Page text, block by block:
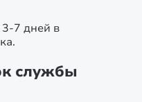
7 дней в
службы